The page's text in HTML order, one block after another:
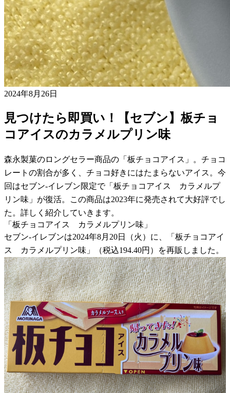
2024年8月26日
見つけたら即買い！【セブン】板チョ
コアイスのカラメルプリン味
森永製菓のロングセラー商品の「板チョコアイス」。チョコ
レートの割合が多く、チョコ好きにはたまらないアイス。今
回はセブン-イレブン限定で「板チョコアイス カラメルプ
リン味」が復活。この商品は2023年に発売されて大好評でし
た。詳しく紹介していきます。
「板チョコアイス カラメルプリン味」
セブン-イレブンは2024年8月20日（火）に、「板チョコアイ
ス カラメルプリン味」（税込194.40円）を再販しました。